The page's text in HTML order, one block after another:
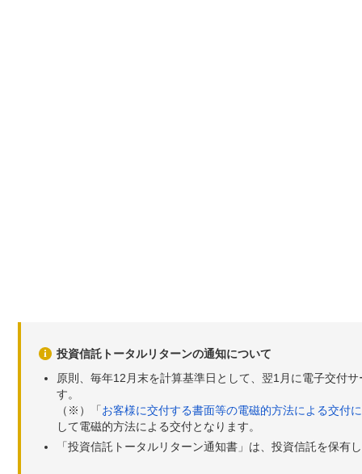
投資信託トータルリターンの通知について
原則、毎年12月末を計算基準日として、翌1月に電子交付
す。
（※）「お客様に交付する書面等の電磁的方法による交付
して電磁的方法による交付となります。
「投資信託トータルリターン通知書」は、投資信託を保有